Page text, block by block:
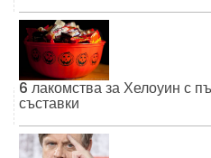
6 лакомства за Хелоуин с
съставки